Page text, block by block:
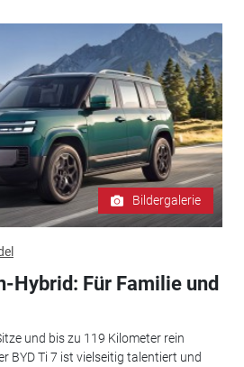
Bildergalerie
Hybrid: Für Familie und
und bis zu 119 Kilometer rein
BYD Ti 7 ist vielseitig talentiert und